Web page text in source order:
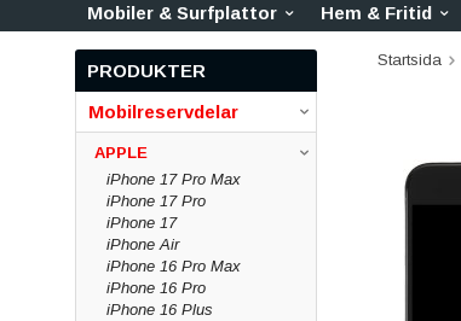
Mobiler & Surfplattor
Hem & Fritid
PRODUKTER
Mobilreservdelar
APPLE
iPhone 17 Pro Max
iPhone 17 Pro
iPhone 17
iPhone Air
iPhone 16 Pro Max
iPhone 16 Pro
iPhone 16 Plus
Startsida